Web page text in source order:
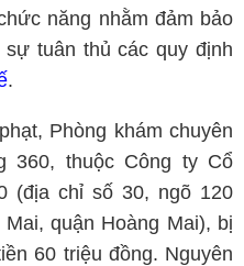
năng nhằm đảm bảo
tuân thủ các quy định
.
Phòng khám chuyên
360, thuộc Công ty Cổ
(địa chỉ số 30, ngõ 120
quận Hoàng Mai), bị
60 triệu đồng. Nguyên